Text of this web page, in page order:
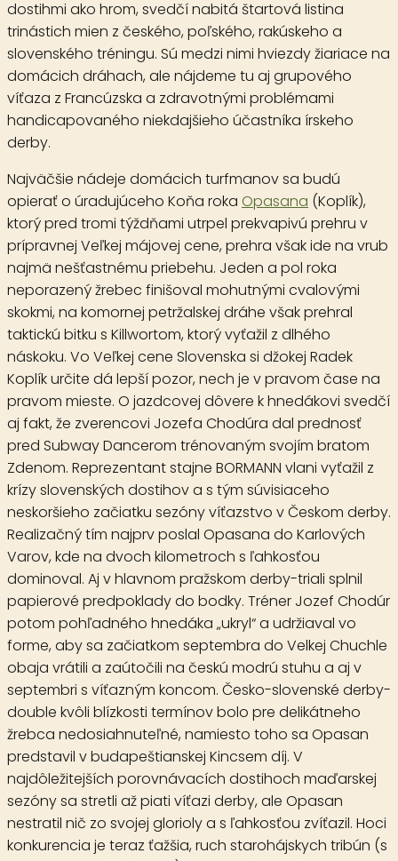
dostihmi ako hrom, svedčí nabitá štartová listina
trinástich mien z českého, poľského, rakúskeho a
slovenského tréningu. Sú medzi nimi hviezdy žiariace na
domácich dráhach, ale nájdeme tu aj grupového
víťaza z Francúzska a zdravotnými problémami
handicapovaného niekdajšieho účastníka írskeho
derby.
Najväčšie nádeje domácich turfmanov sa budú
opierať o úradujúceho Koňa roka Opasana (Koplík),
ktorý pred tromi týždňami utrpel prekvapivú prehru v
prípravnej Veľkej májovej cene, prehra však ide na vrub
najmä nešťastnému priebehu. Jeden a pol roka
neporazený žrebec finišoval mohutnými cvalovými
skokmi, na komornej petržalskej dráhe však prehral
taktickú bitku s Killwortom, ktorý vyťažil z dlhého
náskoku. Vo Veľkej cene Slovenska si džokej Radek
Koplík určite dá lepší pozor, nech je v pravom čase na
pravom mieste. O jazdcovej dôvere k hnedákovi svedčí
aj fakt, že zverencovi Jozefa Chodúra dal prednosť
pred Subway Dancerom trénovaným svojím bratom
Zdenom. Reprezentant stajne BORMANN vlani vyťažil z
krízy slovenských dostihov a s tým súvisiaceho
neskoršieho začiatku sezóny víťazstvo v Českom derby.
Realizačný tím najprv poslal Opasana do Karlových
Varov, kde na dvoch kilometroch s ľahkosťou
dominoval. Aj v hlavnom pražskom derby-triali splnil
papierové predpoklady do bodky. Tréner Jozef Chodúr
potom pohľadného hnedáka „ukryl“ a udržiaval vo
forme, aby sa začiatkom septembra do Velkej Chuchle
obaja vrátili a zaútočili na českú modrú stuhu a aj v
septembri s víťazným koncom. Česko-slovenské derby-
double kvôli blízkosti termínov bolo pre delikátneho
žrebca nedosiahnuteľné, namiesto toho sa Opasan
predstavil v budapeštianskej Kincsem díj. V
najdôležitejších porovnávacích dostihoch maďarskej
sezóny sa stretli až piati víťazi derby, ale Opasan
nestratil nič zo svojej glorioly a s ľahkosťou zvíťazil. Hoci
konkurencia je teraz ťažšia, ruch starohájskych tribún (s